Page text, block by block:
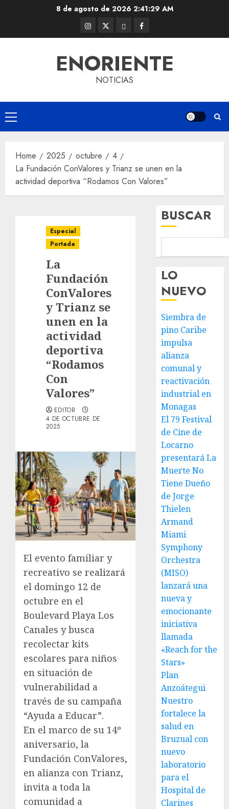
8 de agosto de 2026 2:41:30 AM
Instagram
@EnOriente
Twitter
(X)
ThreadsFacebook
ENORIENTE
NOTICIAS
Primary
Menu
Home 2025 octubre
4
La Fundación ConValores y Trianz se unen en la
actividad deportiva “Rodamos Con Valores”
Especial
Portada
La
Fundación
ConValores
y Trianz se
unen en la
actividad
deportiva
“Rodamos
Con
Valores”
EDITOR
4 DE OCTUBRE DE
2025
El evento familiar y
recreativo se realizará
el domingo 12 de
octubre en el
Boulevard Playa Los
Canales y busca
recolectar kits
escolares para niños
en situación de
vulnerabilidad a
través de su campaña
“Ayuda a Educar”.
En el marco de su 14º
aniversario, la
Fundación ConValores,
en alianza con Trianz,
invita a toda la
comunidad a
BUSCAR
LO
NUEVO
Siembra de
pino Caribe
impulsa
alianza
comunal y
reactivación
industrial en
Monagas
El 79 Festival
de Cine de
Locarno
presentará La
Muerte No
Tiene Dueño
de Jorge
Thielen
Armand
Miami
Symphony
Orchestra
(MISO)
lanzará una
nueva y
emocionante
iniciativa
llamada
«Reach for the
Stars»
Plan
Anzoátegui
Nuestro
fortalece la
salud en
Bruzual con
nuevo
laboratorio
para el
Hospital de
Clarines